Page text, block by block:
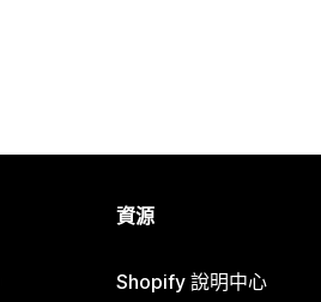
資源
Shopify 說明中心